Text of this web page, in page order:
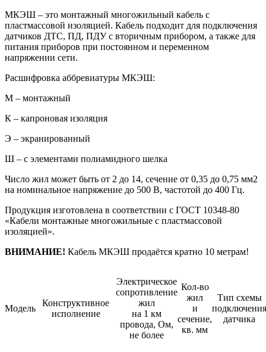
МКЭШ – это монтажный многожильный кабель с
пластмассовой изоляцией. Кабель подходит для подключения
датчиков ДТС, ПД, ПДУ с вторичным прибором, а также для
питания приборов при постоянном и переменном
напряжении сети.
Расшифровка аббревиатуры МКЭШ:
М – монтажный
К – капроновая изоляция
Э – экранированный
Ш – с элементами полиамидного шелка
Число жил может быть от 2 до 14, сечение от 0,35 до 0,75 мм2
на номинальное напряжение до 500 В, частотой до 400 Гц.
Продукция изготовлена в соответствии с ГОСТ 10348-80
«Кабели монтажные многожильные с пластмассовой
изоляцией».
ВНИМАНИЕ! Кабель МКЭШ продаётся кратно 10 метрам!
Модель
Конструктивное
исполнение
Электрическое
сопротивление
жил
на 1 км
провода, Ом,
не более
Кол-во
жил
и
сечение,
кв. мм
Тип схемы
подключения
датчика